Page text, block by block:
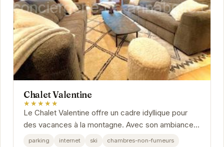
Chalet Valentine
★★★★★
Le Chalet Valentine offre un cadre idyllique pour
des vacances à la montagne. Avec son ambiance
chaleureuse et ses équipements modernes, il est
parking internet ski chambres-non-fumeurs